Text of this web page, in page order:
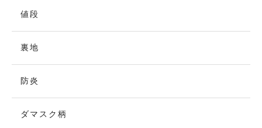
値段
裏地
防炎
ダマスク柄